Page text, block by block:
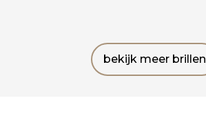
bekijk meer brillen